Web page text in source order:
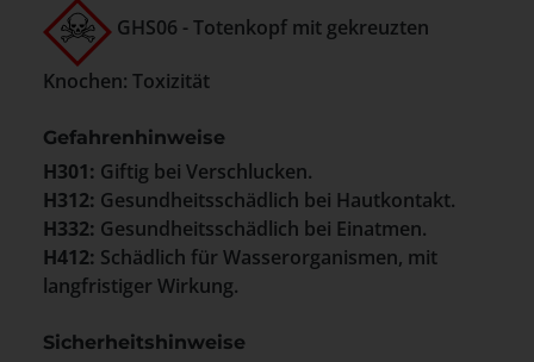
GHS06 - Totenkopf mit gekreuzten
Knochen: Toxizität
Gefahrenhinweise
H301: Giftig bei Verschlucken.
H312: Gesundheitsschädlich bei Hautkontakt.
H332: Gesundheitsschädlich bei Einatmen.
H412: Schädlich für Wasserorganismen, mit
langfristiger Wirkung.
Sicherheitshinweise